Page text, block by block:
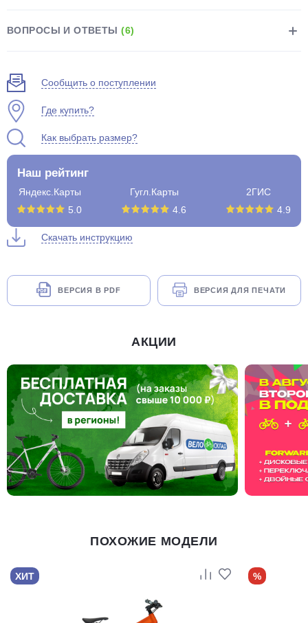
ВОПРОСЫ И ОТВЕТЫ(6)
Сообщить о поступлении
Где купить?
Как выбрать размер?
Наш рейтинг
Яндекс.Карты
5.0
Гугл.Карты
4.6
2ГИС
4.9
Скачать инструкцию
ВЕРСИЯ В PDF ВЕРСИЯ ДЛЯ ПЕЧАТИ
АКЦИИ
ПОХОЖИЕ МОДЕЛИ
ХИТ %